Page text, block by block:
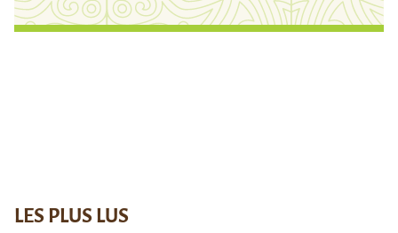
LES PLUS LUS